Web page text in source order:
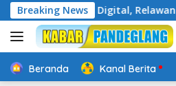
Langsung
ke
konten
Breaking News
Cakap Digital, Relawan TIK
Beranda Kanal Berita